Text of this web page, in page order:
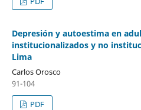
Depresión y autoestima en
institucionalizados y no
Lima
Carlos Orosco
91-104
PDF